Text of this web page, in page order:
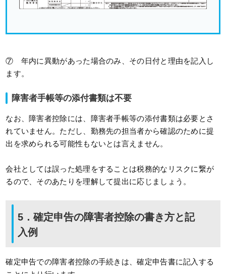
⑦ 年内に異動があった場合のみ、その日付と理由を記入し
ます。
障害者手帳等の添付書類は不要
なお、障害者控除には、障害者手帳等の添付書類は必要とさ
れていません。ただし、勤務先の担当者から確認のために提
出を求められる可能性もないとは言えません。
会社としては誤った処理をすることは税務的なリスクに繋が
るので、そのあたりを理解して提出に応じましょう。
5．確定申告の障害者控除の書き方と記
入例
確定申告での障害者控除の手続きは、確定申告書に記入する